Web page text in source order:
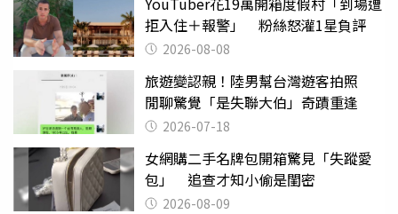
拒入住＋報警」 粉絲怒灌1星負評
2026-08-08
旅遊變認親！陸男幫台灣遊客拍照
閒聊驚覺「是失聯大伯」奇蹟重逢
2026-07-18
女網購二手名牌包開箱驚見「失蹤愛
包」 追查才知小偷是閨密
2026-08-09